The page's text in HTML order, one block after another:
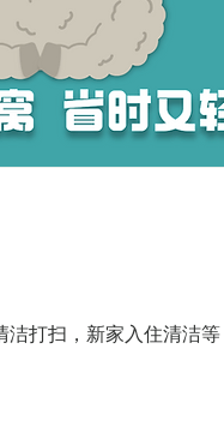
洁打扫，新家入住清洁等